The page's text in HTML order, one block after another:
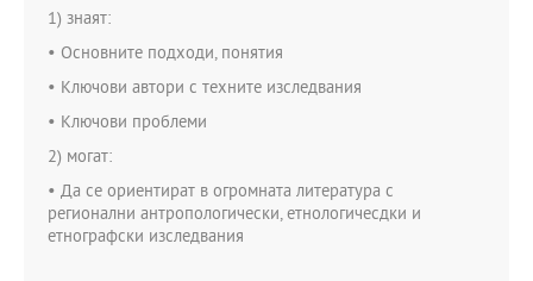
1) знаят:
• Основните подходи, понятия
• Ключови автори с техните изследвания
• Ключови проблеми
2) могат:
• Да се ориентират в огромната литература с
регионални антропологически, етнологичесдки и
етнографски изследвания